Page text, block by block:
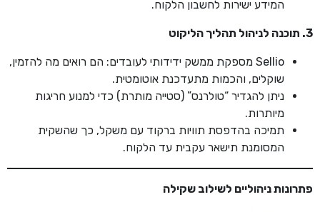
המידע ישירות לחשבון הלקוח.
3. תוכנה לניהול תהליך הליקוט
Sellio מספקת ממשק ידידותי לעובדים: הם רואים מה להזמין,
שוקלים, והכמות מתעדכנת אוטומטית.
ניתן להגדיר “טולרנס” (סטייה מותרת) כדי למנוע חריגות
מיותרות.
תמיכה בהדפסת תוויות ברקוד עם משקל, כך שהשקית
המסומנת תישאר עקבית עד הלקוח.
פתרונות ניהוליים לשילוב שקילה